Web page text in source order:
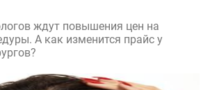
ждут повышения цен на
А как изменится прайс у